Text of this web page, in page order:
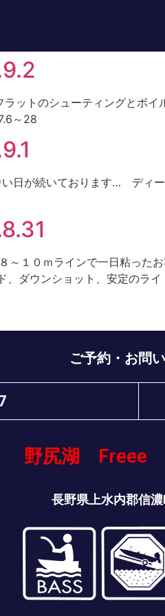
ットのシューティングとボ
～28
日が続いております… ディ
１０ｍラインで一日粘った
ダウンショット、安定のラ
ご予約・お問
野尻湖 Freee
長野県上水内郡信